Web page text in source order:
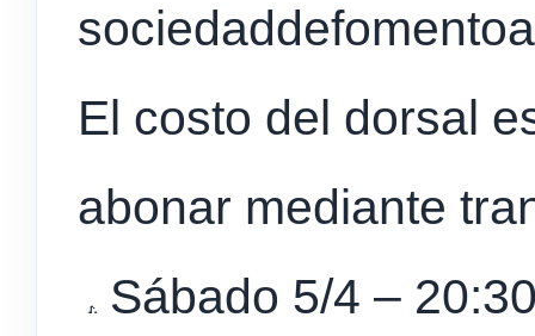
El costo del dorsal
abonar mediante
Sábado 5/4 –